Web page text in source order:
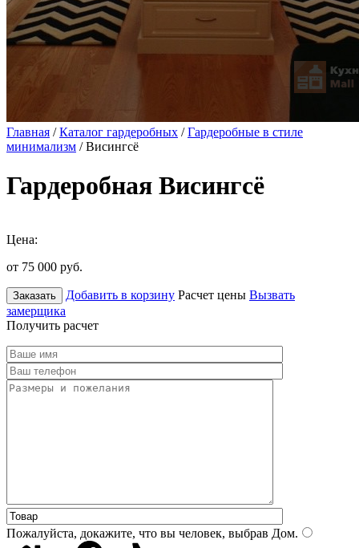
Главная /Каталог гардеробных /Гардеробные в стиле
минимализм / Висингсё
Гардеробная Висингсё
Цена:
от 75 000 руб.
Заказать Добавить в корзину Расчет цены Вызвать
замерщика
Получить расчет
Пожалуйста, докажите, что вы человек, выбрав Дом.